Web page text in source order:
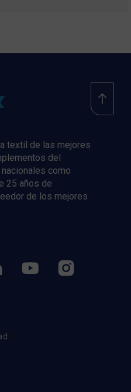
textil de las mejores
del
como
25 años de
de los mejores